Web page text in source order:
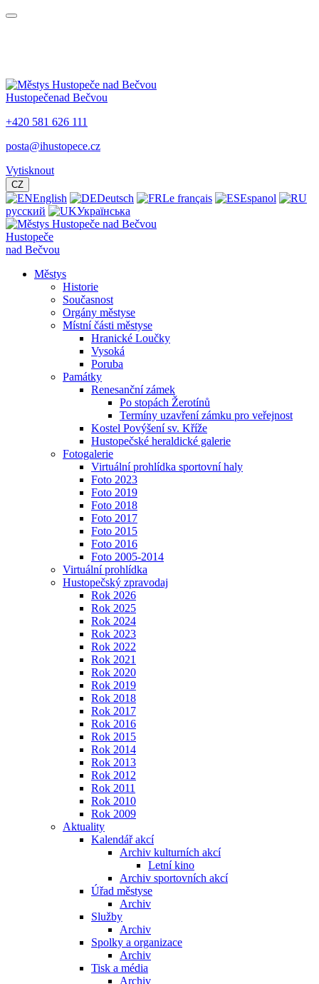
Hustopečenad Bečvou
+420 581 626 111
posta@ihustopece.cz
Vytisknout
CZ
English Deutsch Le français
Espanol
русский
Українська
Hustopeče
nad Bečvou
Městys
Historie
Současnost
Orgány městyse
Místní části městyse
Hranické Loučky
Vysoká
Poruba
Památky
Renesanční zámek
Po stopách Žerotínů
Termíny uzavření zámku pro veřejnost
Kostel Povýšení sv. Kříže
Hustopečské heraldické galerie
Fotogalerie
Virtuální prohlídka sportovní haly
Foto 2023
Foto 2019
Foto 2018
Foto 2017
Foto 2015
Foto 2016
Foto 2005-2014
Virtuální prohlídka
Hustopečský zpravodaj
Rok 2026
Rok 2025
Rok 2024
Rok 2023
Rok 2022
Rok 2021
Rok 2020
Rok 2019
Rok 2018
Rok 2017
Rok 2016
Rok 2015
Rok 2014
Rok 2013
Rok 2012
Rok 2011
Rok 2010
Rok 2009
Aktuality
Kalendář akcí
Archiv kulturních akcí
Letní kino
Archiv sportovních akcí
Úřad městyse
Archiv
Služby
Archiv
Spolky a organizace
Archiv
Tisk a média
Archiv